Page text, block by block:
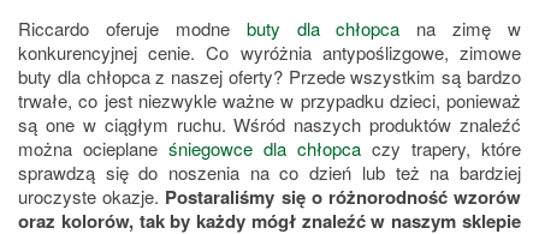
Riccardo oferuje modne buty dla chłopca na zimę w
konkurencyjnej cenie. Co wyróżnia antypoślizgowe, zimowe
buty dla chłopca z naszej oferty? Przede wszystkim są bardzo
trwałe, co jest niezwykle ważne w przypadku dzieci, ponieważ
są one w ciągłym ruchu. Wśród naszych produktów znaleźć
można ocieplane śniegowce dla chłopca czy trapery, które
sprawdzą się do noszenia na co dzień lub też na bardziej
uroczyste okazje. Postaraliśmy się o różnorodność wzorów
oraz kolorów, tak by każdy mógł znaleźć w naszym sklepie